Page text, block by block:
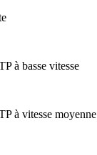
à basse vitesse
à vitesse moyenne